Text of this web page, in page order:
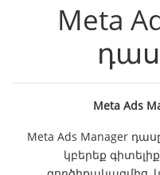
Meta
Meta Ads
Meta Ads Manager
կբերեք